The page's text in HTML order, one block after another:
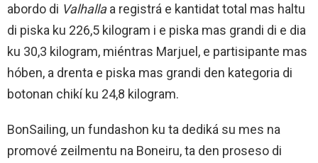
abordo di Valhallaa registrá e kantidat total mas haltu
di piska ku 226,5 kilogram i e piska mas grandi di e dia
ku 30,3 kilogram, miéntras Marjuel, e partisipante mas
hóben, a drenta e piska mas grandi den kategoria di
botonan chikí ku 24,8 kilogram.
BonSailing, un fundashon ku ta dediká su mes na
promové zeilmentu na Boneiru, ta den proseso di